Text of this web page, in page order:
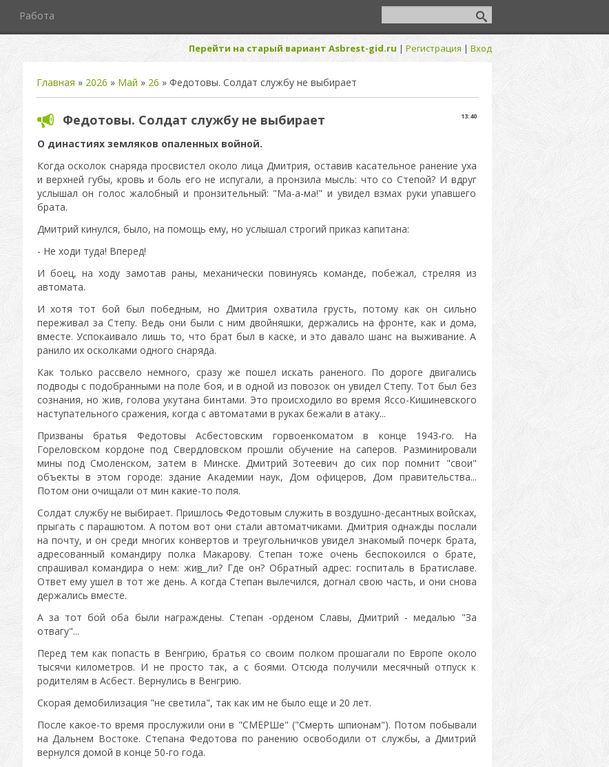
Работа
Перейти на старый вариант Asbrest-gid.ru | Регистрация | Вход
Главная » 2026 » Май » 26 » Федотовы. Солдат службу не выбирает
13:40
Федотовы. Солдат службу не выбирает
О династиях земляков опаленных войной.
Когда осколок снаряда просвистел около лица Дмитрия, оставив касательное ранение уха
и верхней губы, кровь и боль его не испугали, а пронзила мысль: что со Степой? И вдруг
услышал он голос жалобный и пронзительный: "Ма-а-ма!" и увидел взмах руки упавшего
брата.
Дмитрий кинулся, было, на помощь ему, но услышал строгий приказ капитана:
- Не ходи туда! Вперед!
И боец, на ходу замотав раны, механически повинуясь команде, побежал, стреляя из
автомата.
И хотя тот бой был победным, но Дмитрия охватила грусть, потому как он сильно
переживал за Степу. Ведь они были с ним двойняшки, держались на фронте, как и дома,
вместе. Успокаивало лишь то, что брат был в каске, и это давало шанс на выживание. А
ранило их осколками одного снаряда.
Как только рассвело немного, сразу же пошел искать раненого. По дороге двигались
подводы с подобранными на поле боя, и в одной из повозок он увидел Степу. Тот был без
сознания, но жив, голова укутана бинтами. Это происходило во время Яссо-Кишиневского
наступательного сражения, когда с автоматами в руках бежали в атаку...
Призваны братья Федотовы Асбестовским горвоенкоматом в конце 1943-го. На
Гореловском кордоне под Свердловском прошли обучение на саперов. Разминировали
мины под Смоленском, затем в Минске. Дмитрий Зотеевич до сих пор помнит "свои"
объекты в этом городе: здание Академии наук, Дом офицеров, Дом правительства...
Потом они очищали от мин какие-то поля.
Солдат службу не выбирает. Пришлось Федотовым служить в воздушно-десантных войсках,
прыгать с парашютом. А потом вот они стали автоматчиками. Дмитрия однажды послали
на почту, и он среди многих конвертов и треугольничков увидел знакомый почерк брата,
адресованный командиру полка Макарову. Степан тоже очень беспокоился о брате,
спрашивал командира о нем: живли? Где он? Обратный адрес: госпиталь в Братиславе.
Ответ ему ушел в тот же день. А когда Степан вылечился, догнал свою часть, и они снова
держались вместе.
А за тот бой оба были награждены. Степан -орденом Славы, Дмитрий - медалью "За
отвагу"...
Перед тем как попасть в Венгрию, братья со своим полком прошагали по Европе около
тысячи километров. И не просто так, а с боями. Отсюда получили месячный отпуск к
родителям в Асбест. Вернулись в Венгрию.
Скорая демобилизация "не светила", так как им не было еще и 20 лет.
После какое-то время прослужили они в "СМЕРШе" ("Смерть шпионам"). Потом побывали
на Дальнем Востоке. Степана Федотова по ранению освободили от службы, а Дмитрий
вернулся домой в конце 50-го года.